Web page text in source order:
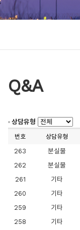
Q&A
상담유형
번호 상담유형
263 분실물
262
분실물
261
기타
260
기타
259
기타
258
기타